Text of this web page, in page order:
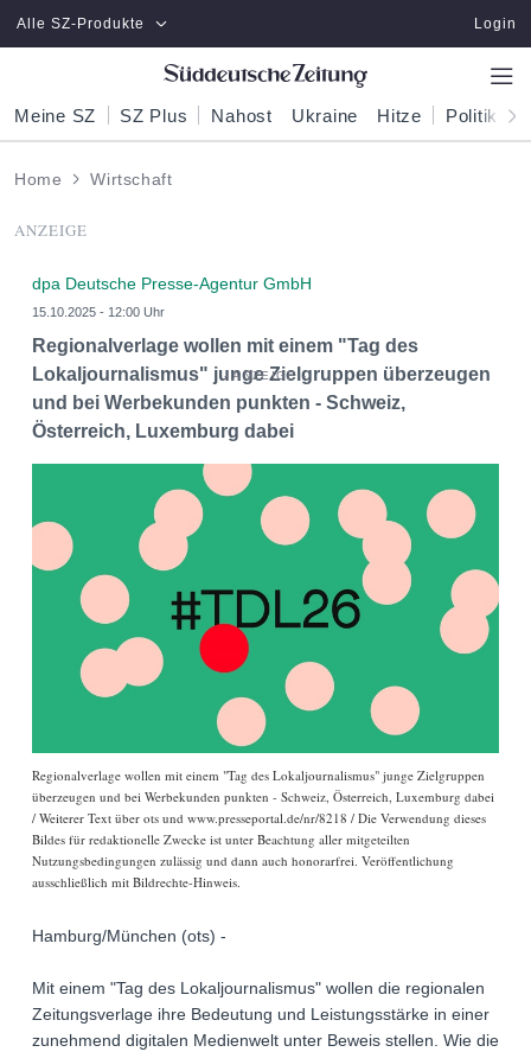
Zum Hauptinhalt springen
Alle SZ-Produkte Login
Meine SZ SZ Plus Nahost Ukraine Hitze Politik
Home Wirtschaft
ANZEIGE
dpa Deutsche Presse-Agentur GmbH
15.10.2025 - 12:00 Uhr
Regionalverlage wollen mit einem "Tag des
Lokaljournalismus" junge Zielgruppen überzeugen
und bei Werbekunden punkten - Schweiz,
Österreich, Luxemburg dabei
Regionalverlage wollen mit einem "Tag des Lokaljournalismus" junge Zielgruppen
überzeugen und bei Werbekunden punkten - Schweiz, Österreich, Luxemburg dabei
/ Weiterer Text über ots und www.presseportal.de/nr/8218 / Die Verwendung dieses
Bildes für redaktionelle Zwecke ist unter Beachtung aller mitgeteilten
Nutzungsbedingungen zulässig und dann auch honorarfrei. Veröffentlichung
ausschließlich mit Bildrechte-Hinweis.
Hamburg/München (ots) -
Mit einem "Tag des Lokaljournalismus" wollen die regionalen
Zeitungsverlage ihre Bedeutung und Leistungsstärke in einer
zunehmend digitalen Medienwelt unter Beweis stellen. Wie die